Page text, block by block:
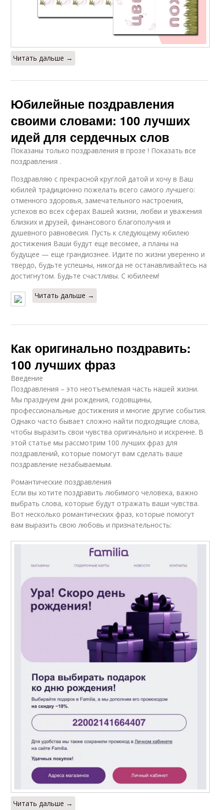
Читать дальше →
Юбилейные поздравления
своими словами: 100 лучших
идей для сердечных слов
Показаны только поздравления в прозе ! Показать все
поздравления .
Поздравляю с прекрасной круглой датой и хочу в Ваш
юбилей традиционно пожелать всего самого лучшего:
отменного здоровья, замечательного настроения,
успехов во всех сферах Вашей жизни, любви и уважения
близких и друзей, финансового благополучия и
душевного равновесия. Пусть к следующему юбилею
достижения Ваши будут еще весомее, а планы на
будущее — еще грандиознее. Идите по жизни уверенно и
твердо, будьте успешны, никогда не останавливайтесь на
достигнутом. Будьте счастливы. С юбилеем!
Читать дальше →
Как оригинально поздравить:
100 лучших фраз
Введение
Поздравления – это неотъемлемая часть нашей жизни.
Мы празднуем дни рождения, годовщины,
профессиональные достижения и многие другие события.
Однако часто бывает сложно найти подходящие слова,
чтобы выразить свои чувства оригинально и искренне. В
этой статье мы рассмотрим 100 лучших фраз для
поздравлений, которые помогут вам сделать ваше
поздравление незабываемым.
Романтические поздравления
Если вы хотите поздравить любимого человека, важно
выбрать слова, которые будут отражать ваши чувства.
Вот несколько романтических фраз, которые помогут
вам выразить свою любовь и признательность:
Читать дальше →